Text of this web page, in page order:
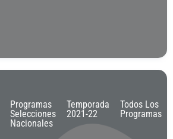
Programas
Selecciones
Nacionales
Temporada
2021-22
Todos Los
Programas